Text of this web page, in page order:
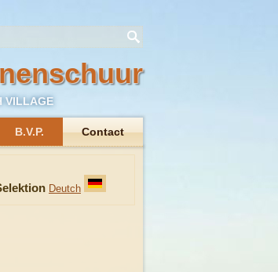
VILLAGE
B.V.P. Contact
Deutch